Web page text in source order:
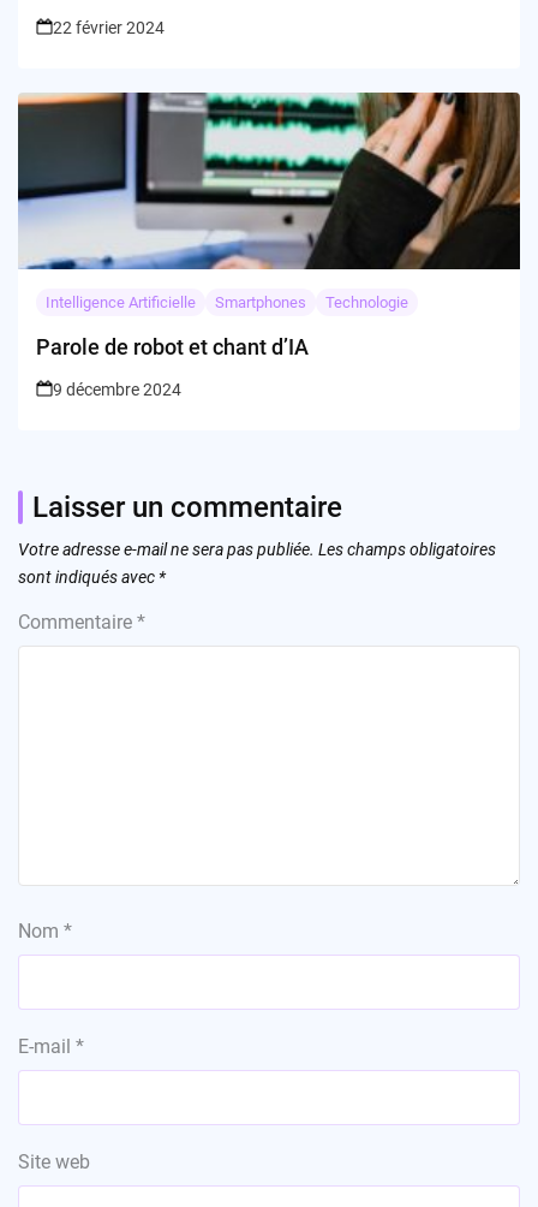
22 février 2024
Intelligence Artificielle Smartphones Technologie
Parole de robot et chant d’IA
9 décembre 2024
Laisser un commentaire
Votre adresse e-mail ne sera pas publiée. Les champs obligatoires
sont indiqués avec *
Commentaire *
Nom *
E-mail *
Site web